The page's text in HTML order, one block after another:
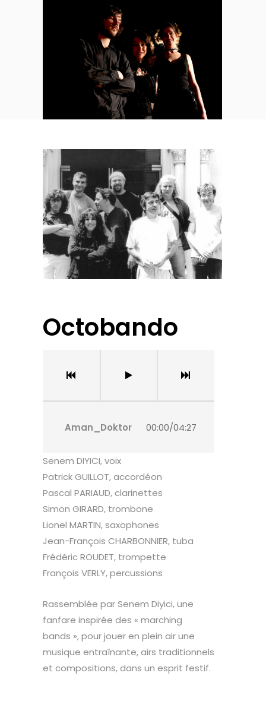
Octobando
Aman_Doktor 00:00/04:27
Senem DIYICI, voix
Patrick GUILLOT, accordéon
Pascal PARIAUD, clarinettes
Simon GIRARD, trombone
Lionel MARTIN, saxophones
Jean-François CHARBONNIER, tuba
Frédéric ROUDET, trompette
François VERLY, percussions
Rassemblée par Senem Diyici, une
fanfare inspirée des « marching
bands », pour jouer en plein air une
musique entraînante, airs traditionnels
et compositions, dans un esprit festif.